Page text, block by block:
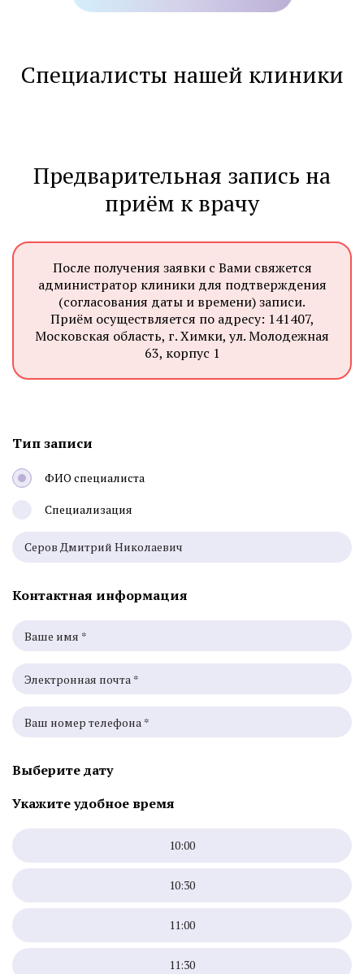
Специалисты нашей клиники
Предварительная запись на
приём к врачу
После получения заявки с Вами свяжется
администратор клиники для подтверждения
(согласования даты и времени) записи.
Приём осуществляется по адресу: 141407,
Московская область, г. Химки, ул. Молодежная
63, корпус 1
Тип записи
ФИО специалиста
Специализация
Контактная информация
Выберите дату
Укажите удобное время
10:00
10:30
11:00
11:30